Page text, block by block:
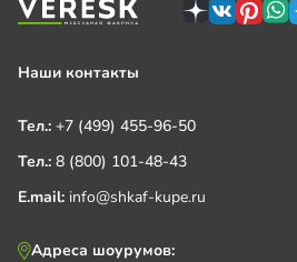
Наши контакты
Тел.: +7 (499) 455-96-50
Тел.: 8 (800) 101-48-43
E.mail: info@shkaf-kupe.ru
Адреса шоурумов: